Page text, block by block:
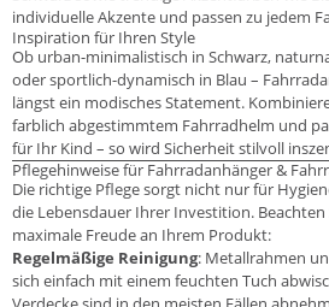
individuelle Akzente und passen zu jedem
Inspiration für Ihren Style
Ob urban-minimalistisch in Schwarz,
oder sportlich-dynamisch in Blau –
längst ein modisches Statement.
farblich abgestimmtem Fahrradhelm und
für Ihr Kind – so wird Sicherheit stilvoll
Pflegehinweise für Fahrradanhänger &
Die richtige Pflege sorgt nicht nur für
die Lebensdauer Ihrer Investition. Beachten
maximale Freude an Ihrem Produkt:
Regelmäßige Reinigung: Metallrahmen
sich einfach mit einem feuchten Tuch